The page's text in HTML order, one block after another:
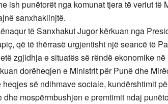
ish punëtorët nga komunat tjera të veriut të
sanxhaklinjtë.
të Sanxhakut Jugor kërkuan nga
që të thërrasë urgjentisht një seancë të
zgjidhja e situatës së rëndë ekonomike
dorëheqjen e Ministrit për Punë dhe
së ndihmave sociale, kundërshtimit
mospërmbushjen e premtimit ndaj